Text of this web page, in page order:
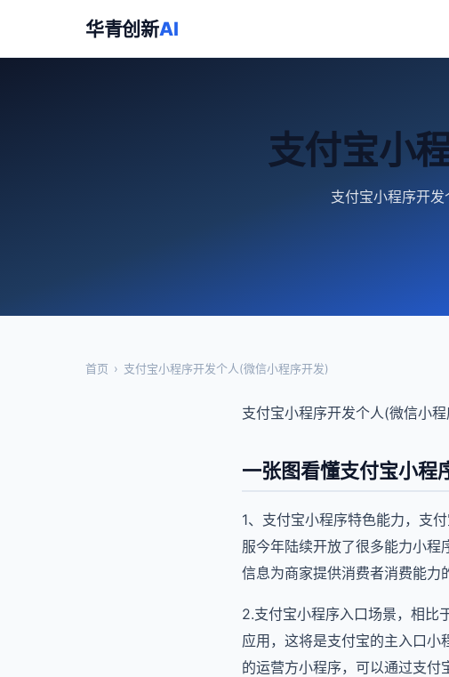
华青创新AI
支付宝小
支付宝小程序开
首页 › 支付宝小程序开发个人(微信小程序开发)
支付宝小程序开发个人(微信小
一张图看懂支付宝小程
1、支付宝小程序特色能力，支
服今年陆续开放了很多能力小
信息为商家提供消费者消费能力
2.支付宝小程序入口场景，相比
应用，这将是支付宝的主入口
的运营方小程序，可以通过支付